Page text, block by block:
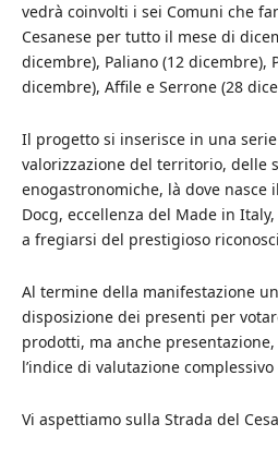
vedrà coinvolti i sei Comuni che
Cesanese per tutto il mese di
dicembre), Paliano (12 dicembre),
dicembre), Affile e Serrone (28
Il progetto si inserisce in una
valorizzazione del territorio, delle
enogastronomiche, là dove nasce
Docg, eccellenza del Made in
a fregiarsi del prestigioso
Al termine della manifestazione
disposizione dei presenti per
prodotti, ma anche
l’indice di valutazione complessivo
Vi aspettiamo sulla Strada del